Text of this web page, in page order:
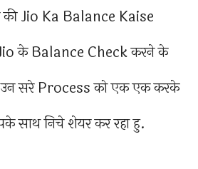
की Jio Ka Balance Kaise
के Balance Check करने के
उन सरे Process को एक एक करके
निचे शेयर कर रहा हु.